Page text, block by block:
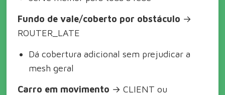
Fundo de vale/coberto por obstáculo →
ROUTER_LATE
Dá cobertura adicional sem prejudicar a
mesh geral
Carro em movimento → CLIENT ou